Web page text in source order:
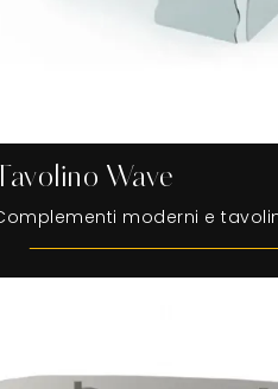
Tavolino Wave